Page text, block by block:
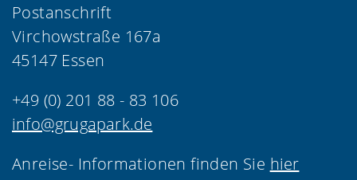
Postanschrift
Virchowstraße 167a
45147 Essen
+49 (0) 201 88 - 83 106
info@grugapark.de
Anreise- Informationen finden Sie hier